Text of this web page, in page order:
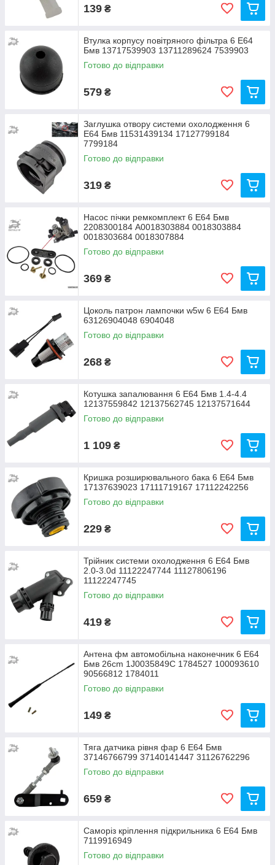
139 ₴
Втулка корпусу повітряного фільтра 6 Е64
Бмв 13717539903 13711289624 7539903
Готово до відправки
579 ₴
Заглушка отвору системи охолодження 6
Е64 Бмв 11531439134 17127799184
7799184
Готово до відправки
319 ₴
Насос пічки ремкомплект 6 Е64 Бмв
2208300184 A0018303884 0018303884
0018303684 0018307884
Готово до відправки
369 ₴
Цоколь патрон лампочки w5w 6 Е64 Бмв
63126904048 6904048
Готово до відправки
268 ₴
Котушка запалювання 6 Е64 Бмв 1.4-4.4
12137559842 12137562745 12137571644
Готово до відправки
1 109 ₴
Кришка розширювального бака 6 Е64 Бмв
17137639023 17111719167 17112242256
Готово до відправки
229 ₴
Трійник системи охолодження 6 Е64 Бмв
2.0-3.0d 11122247744 11127806196
11122247745
Готово до відправки
419 ₴
Антена фм автомобільна наконечник 6 Е64
Бмв 26cm 1J0035849C 1784527 100093610
90566812 1784011
Готово до відправки
149 ₴
Тяга датчика рівня фар 6 Е64 Бмв
37146766799 37140141447 31126762296
Готово до відправки
659 ₴
Саморіз кріплення підкрильника 6 Е64 Бмв
7119916949
Готово до відправки